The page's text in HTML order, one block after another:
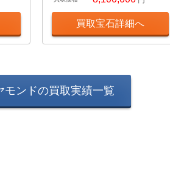
買取宝石詳細へ
モンドの買取実績一覧